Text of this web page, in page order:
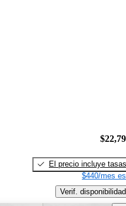
El precio incluye tasas
$440/mes
Verif. disponibilidad